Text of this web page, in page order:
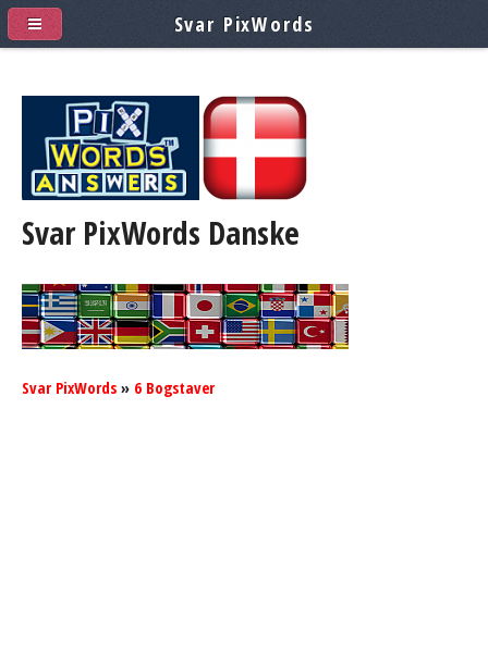
Svar PixWords Danske
Svar PixWords » 6 Bogstaver
Svar PixWords